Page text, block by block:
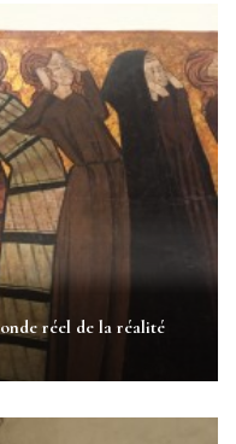
réel de la réalité